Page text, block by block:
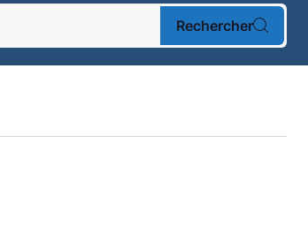
Rechercher